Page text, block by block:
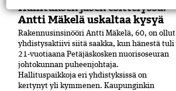
Hallituksen jäsen esittelyssä:
Antti Mäkelä uskaltaa kysyä
Rakennusinsinööri Antti Mäkelä, 60, on ollut
yhdistysaktiivi siitä saakka, kun hänestä tuli
21-vuo­tiaana Petäjäskosken nuoriso­seuran
johtokunnan puheenjohtaja.
Hallituspaikkoja eri yhdistyksissä on
kertynyt yli kymmenen. Kaupunginkin